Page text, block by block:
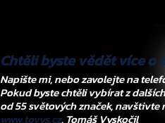
Chtěli byste vědět více o
Napište mi, nebo zavolejte na
Pokud byste chtěli vybírat z
od 55 světových značek,
www.tovys.cz. Tomáš Vyskočil